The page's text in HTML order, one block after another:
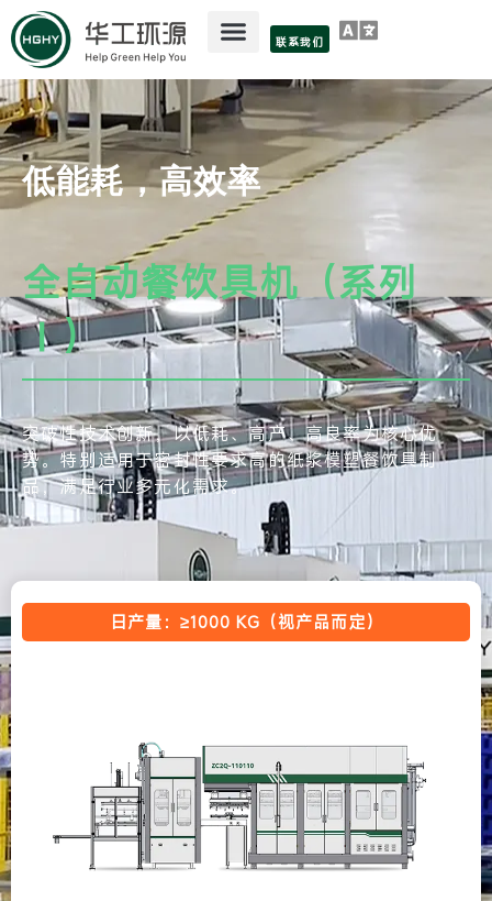
联系我们
低能耗，高效率
全自动餐饮具机（系列
Ⅰ）
突破性技术创新，以低耗、高产、高良率为核心优
势。特别适用于密封性要求高的纸浆模塑餐饮具制
品，满足行业多元化需求。
日产量：≥1000 KG（视产品而定）